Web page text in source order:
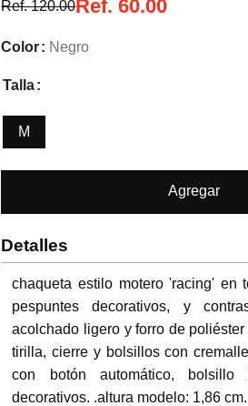
Ref.120.00Ref.60.00
Color Negro
Talla
M
Agregar
Detalles
chaqueta estilo motero 'racing' en
pespuntes decorativos, y
acolchado ligero y forro de
tirilla, cierre y bolsillos con
con botón automático, bolsillo
decorativos. .altura modelo: 1,86 cm.